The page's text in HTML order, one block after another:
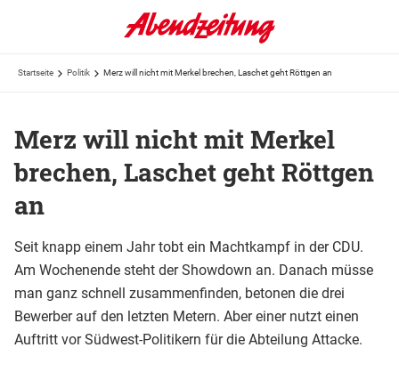
Startseite Politik Merz will nicht mit Merkel brechen, Laschet geht Röttgen an
Merz will nicht mit Merkel
brechen, Laschet geht Röttgen
an
Seit knapp einem Jahr tobt ein Machtkampf in der CDU.
Am Wochenende steht der Showdown an. Danach müsse
man ganz schnell zusammenfinden, betonen die drei
Bewerber auf den letzten Metern. Aber einer nutzt einen
Auftritt vor Südwest-Politikern für die Abteilung Attacke.